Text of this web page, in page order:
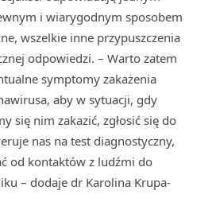
i wiarygodnym sposobem
wszelkie inne przypuszczenia
odpowiedzi. – Warto zatem
symptomy zakażenia
aby w sytuacji, gdy
się nim zakazić, zgłosić się do
nas na test diagnostyczny,
od kontaktów z ludźmi do
– dodaje dr Karolina Krupa-